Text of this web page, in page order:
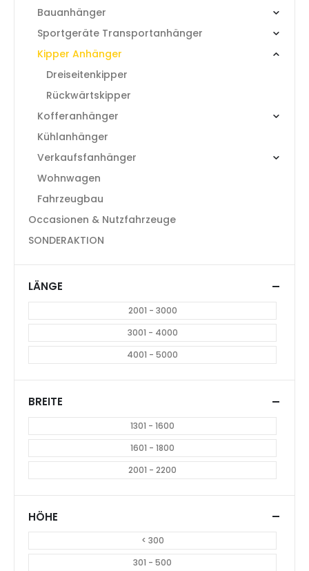
Bauanhänger
Sportgeräte Transportanhänger
Kipper Anhänger
Dreiseitenkipper
Rückwärtskipper
Kofferanhänger
Kühlanhänger
Verkaufsfanhänger
Wohnwagen
Fahrzeugbau
Occasionen & Nutzfahrzeuge
SONDERAKTION
LÄNGE
2001 - 3000
3001 - 4000
4001 - 5000
BREITE
1301 - 1600
1601 - 1800
2001 - 2200
HÖHE
< 300
301 - 500